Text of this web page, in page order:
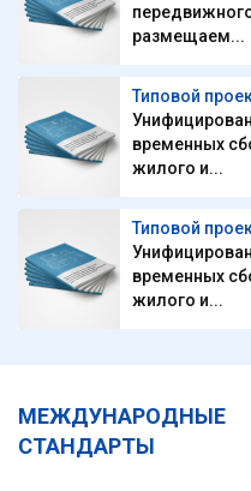
размещаем...
Типовой
временных
жилого и...
Типовой
временных
жилого и...
МЕЖДУНАРОДНЫЕ
СТАНДАРТЫ